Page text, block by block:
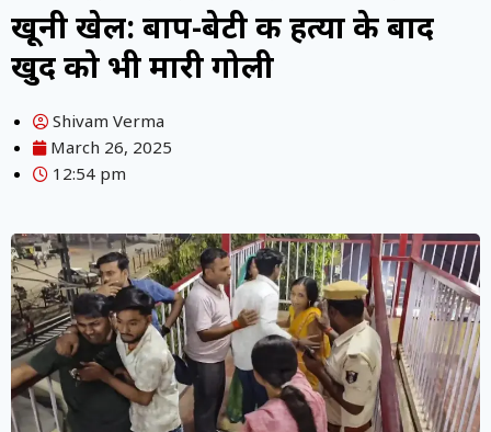
खूनी खेल: बाप-बेटी की हत्या के बाद
खुद को भी मारी गोली
Shivam Verma
March 26, 2025
12:54 pm